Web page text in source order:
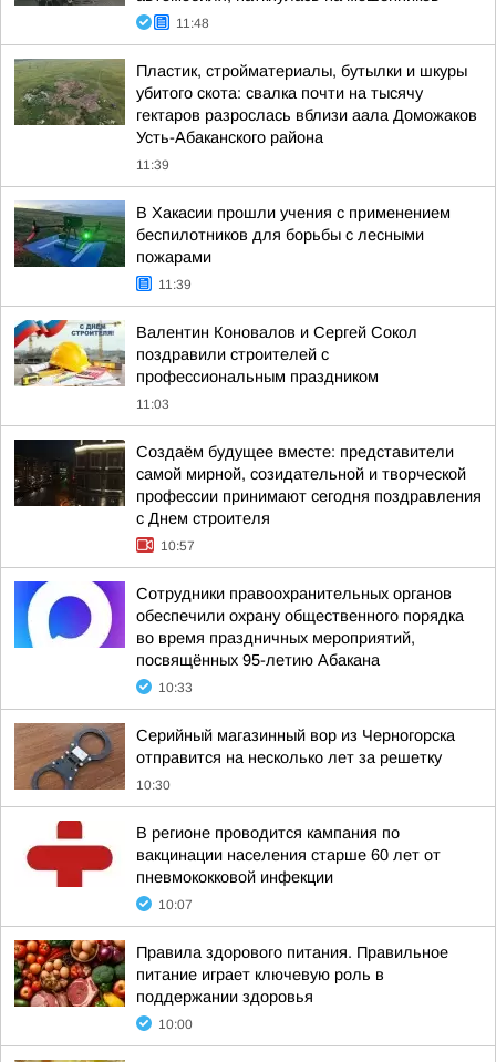
11:48
Пластик, стройматериалы, бутылки и шкуры
убитого скота: свалка почти на тысячу
гектаров разрослась вблизи аала Доможаков
Усть-Абаканского района
11:39
В Хакасии прошли учения с применением
беспилотников для борьбы с лесными
пожарами
11:39
Валентин Коновалов и Сергей Сокол
поздравили строителей с
профессиональным праздником
11:03
Создаём будущее вместе: представители
самой мирной, созидательной и творческой
профессии принимают сегодня поздравления
с Днем строителя
10:57
Сотрудники правоохранительных органов
обеспечили охрану общественного порядка
во время праздничных мероприятий,
посвящённых 95-летию Абакана
10:33
Серийный магазинный вор из Черногорска
отправится на несколько лет за решетку
10:30
В регионе проводится кампания по
вакцинации населения старше 60 лет от
пневмококковой инфекции
10:07
Правила здорового питания. Правильное
питание играет ключевую роль в
поддержании здоровья
10:00